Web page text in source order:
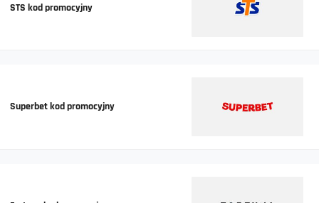
STS kod promocyjny
Superbet kod promocyjny